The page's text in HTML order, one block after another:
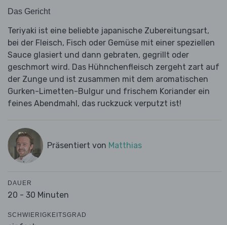
Das Gericht
Teriyaki ist eine beliebte japanische Zubereitungsart,
bei der Fleisch, Fisch oder Gemüse mit einer speziellen
Sauce glasiert und dann gebraten, gegrillt oder
geschmort wird. Das Hühnchenfleisch zergeht zart auf
der Zunge und ist zusammen mit dem aromatischen
Gurken-Limetten-Bulgur und frischem Koriander ein
feines Abendmahl, das ruckzuck verputzt ist!
Präsentiert von Matthias
DAUER
20 - 30 Minuten
SCHWIERIGKEITSGRAD